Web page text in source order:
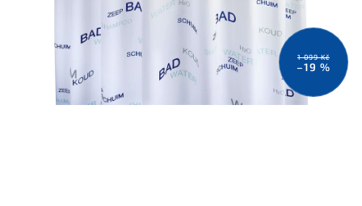
1 099 Kč
–19 %